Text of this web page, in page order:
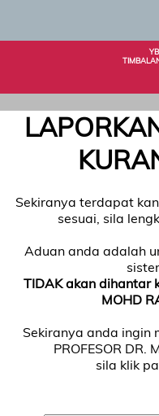
Sekiranya terdapat
sesuai, sila
Aduan anda adalah
TIDAK akan dihantar
MOHD
Sekiranya anda ingin
PROFESOR DR.
sila klik